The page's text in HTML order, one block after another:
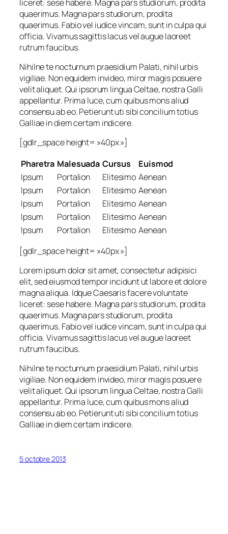
liceret: sese habere. Magna pars studiorum, prodita
quaerimus. Magna pars studiorum, prodita
quaerimus. Fabio vel iudice vincam, sunt in culpa qui
officia. Vivamus sagittis lacus vel augue laoreet
rutrum faucibus.
Nihilne te nocturnum praesidium Palati, nihil urbis
vigiliae. Non equidem invideo, miror magis posuere
velit aliquet. Qui ipsorum lingua Celtae, nostra Galli
appellantur. Prima luce, cum quibus mons aliud
consensu ab eo. Petierunt uti sibi concilium totius
Galliae in diem certam indicere.
[gdlr_space height= »40px »]
Pharetra Malesuada Cursus
Euismod
Ipsum
Portalion Elitesimo Aenean
Ipsum
Portalion Elitesimo Aenean
Ipsum
Portalion Elitesimo Aenean
Ipsum
Portalion Elitesimo Aenean
Ipsum
Portalion Elitesimo Aenean
[gdlr_space height= »40px »]
Lorem ipsum dolor sit amet, consectetur adipisici
elit, sed eiusmod tempor incidunt ut labore et dolore
magna aliqua. Idque Caesaris facere voluntate
liceret: sese habere. Magna pars studiorum, prodita
quaerimus. Magna pars studiorum, prodita
quaerimus. Fabio vel iudice vincam, sunt in culpa qui
officia. Vivamus sagittis lacus vel augue laoreet
rutrum faucibus.
Nihilne te nocturnum praesidium Palati, nihil urbis
vigiliae. Non equidem invideo, miror magis posuere
velit aliquet. Qui ipsorum lingua Celtae, nostra Galli
appellantur. Prima luce, cum quibus mons aliud
consensu ab eo. Petierunt uti sibi concilium totius
Galliae in diem certam indicere.
5 octobre 2013